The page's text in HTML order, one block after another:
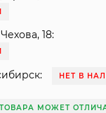
18:
НЕТ В
МОЖЕТ